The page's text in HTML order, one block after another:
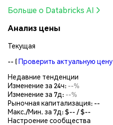
Больше о Databricks AI
Анализ цены
Текущая
-- (Проверить актуальную цену
Недавние тенденции
Изменение за 24ч: --%
Изменение за 7д: --%
Рыночная капитализация: --
Макс./Мин. за 7д: $-- / $--
Настроение сообщества